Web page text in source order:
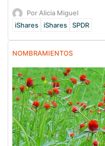
Por Alicia Miguel
iShares
iShares SPDR
NOMBRAMIENTOS